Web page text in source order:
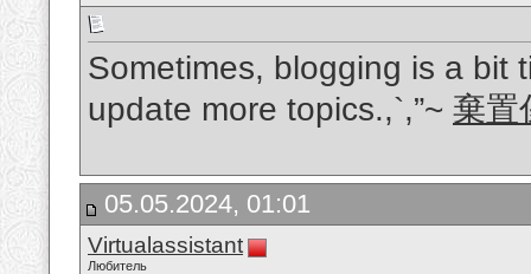
Sometimes, blogging is a bit
update more topics.,`,”~ 棄置
05.05.2024, 01:01
Virtualassistant
Любитель